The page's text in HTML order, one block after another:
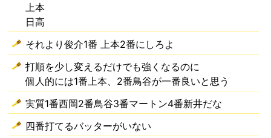
上本
日高
それより俊介1番 上本2番にしろよ
打順を少し変えるだけでも強くなるのに
個人的には1番上本、2番鳥谷が一番良いと思う
実質1番西岡2番鳥谷3番マートン4番新井だな
四番打てるバッターがいない